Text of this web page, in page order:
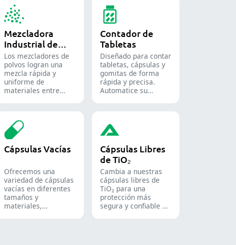
Mezcladora
Industrial de
Polvos
Los mezcladores de
polvos logran una
mezcla rápida y
uniforme de
materiales entre
farmacéutica,
alimentaria y
química.
Contador de
Tabletas
Diseñado para contar
tabletas, cápsulas y
gomitas de forma
rápida y precisa.
Automatice su
soluciones de conteo
para formas sólidas.
Cápsulas Vacías
Ofrecemos una
variedad de cápsulas
vacías en diferentes
tamaños y
materiales,
Cápsulas Libres
de TiO₂
Cambia a nuestras
cápsulas libres de
TiO₂ para una
protección más
segura y confiable de